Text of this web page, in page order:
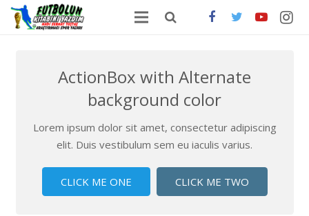
HAKKIMDA
FUTBOLDA GÜNCEL HABERLER
İLETİŞİM
ActionBox with Alternate
background color
Lorem ipsum dolor sit amet, consectetur adipiscing
elit. Duis vestibulum sem eu iaculis varius.
CLICK ME ONE CLICK ME TWO